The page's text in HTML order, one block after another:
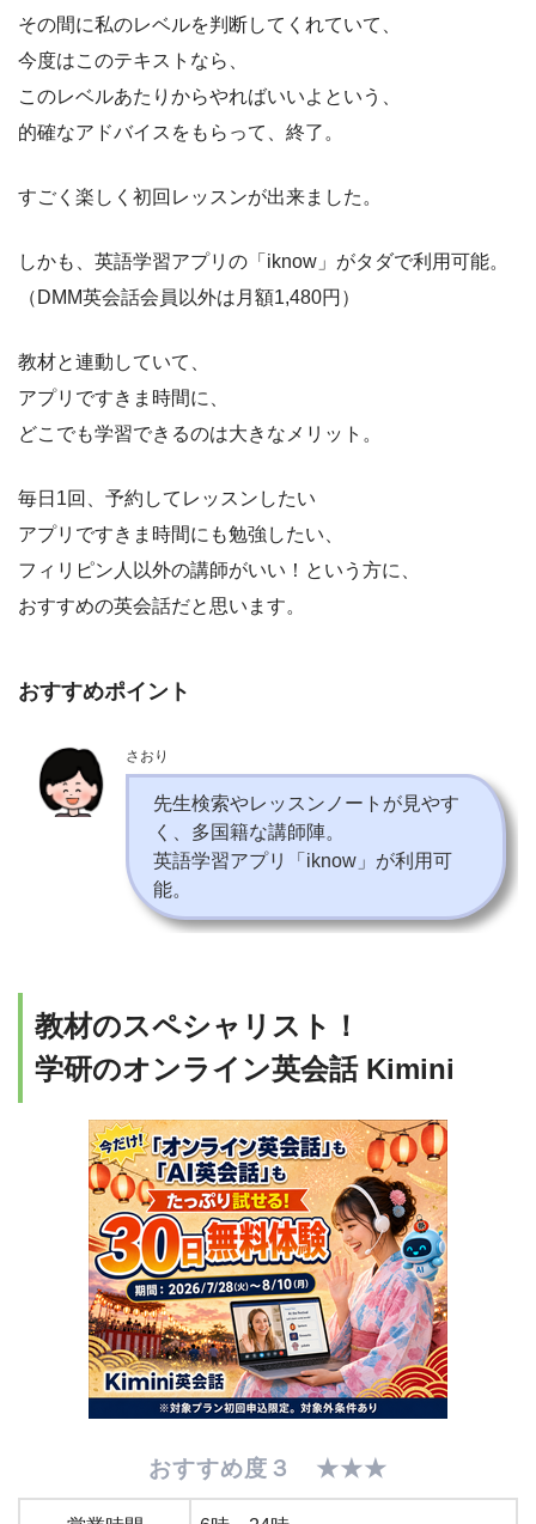
その間に私のレベルを判断してくれていて、
今度はこのテキストなら、
このレベルあたりからやればいいよという、
的確なアドバイスをもらって、終了。
すごく楽しく初回レッスンが出来ました。
しかも、英語学習アプリの「iknow」がタダで利用可能。
（DMM英会話会員以外は月額1,480円）
教材と連動していて、
アプリですきま時間に、
どこでも学習できるのは大きなメリット。
毎日1回、予約してレッスンしたい
アプリですきま時間にも勉強したい、
フィリピン人以外の講師がいい！という方に、
おすすめの英会話だと思います。
おすすめポイント
さおり
先生検索やレッスンノートが見やす
く、多国籍な講師陣。
英語学習アプリ「iknow」が利用可
能。
教材のスペシャリスト！
学研のオンライン英会話 Kimini
おすすめ度３ ★★★